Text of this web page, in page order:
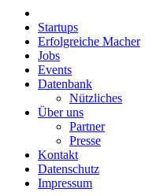
Startups
Erfolgreiche Macher
Jobs
Events
Datenbank
Nützliches
Über uns
Partner
Presse
Kontakt
Datenschutz
Impressum